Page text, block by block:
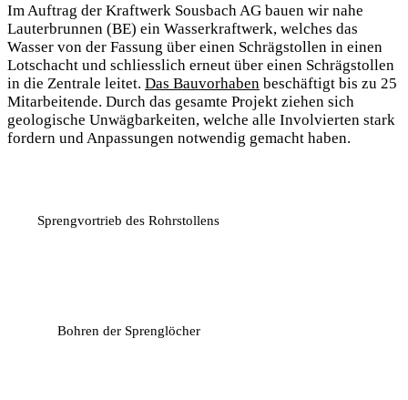
Im Auftrag der Kraftwerk Sousbach AG bauen wir nahe
Lauterbrunnen (BE) ein Wasserkraftwerk, welches das
Wasser von der Fassung über einen Schrägstollen in einen
Lotschacht und schliesslich erneut über einen Schrägstollen
in die Zentrale leitet. Das Bauvorhaben beschäftigt bis zu 25
Mitarbeitende. Durch das gesamte Projekt ziehen sich
geologische Unwägbarkeiten, welche alle Involvierten stark
fordern und Anpassungen notwendig gemacht haben.
Sprengvortrieb des Rohrstollens
Bohren der Sprenglöcher